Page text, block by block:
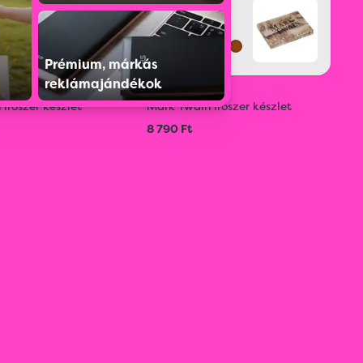
Prémium, márkás
reklámajándékok
írószer készlet
10898
Mark Twain írószer készlet
8 790 Ft